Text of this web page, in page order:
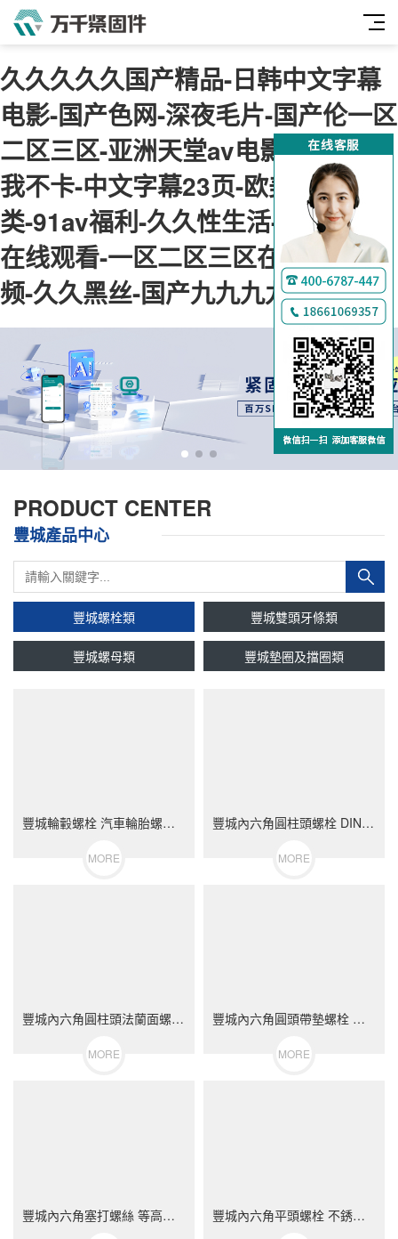
久久久久久国产精品-日韩中文字幕
电影-国产色网-深夜毛片-国产伦一区
二区三区-亚洲天堂av电影-神马午夜
我不卡-中文字幕23页-欧美综合另
类-91av福利-久久性生活-肉肉视频
在线观看-一区二区三区在线免费视
频-久久黑丝-国产九九九九
PRODUCT CENTER
豐城產品中心
豐城螺栓類 豐城雙頭牙條類
豐城螺母類 豐城墊圈及擋圈類
豐城輪轂螺栓 汽車輪胎螺絲 不銹鋼（304/316）碳鋼 合金鋼
MORE
豐城內六角圓柱頭螺栓 DIN912 不銹鋼（304/316）碳鋼 合金鋼
MORE
豐城內六角圓柱頭法蘭面螺栓 不銹鋼（304/316）碳鋼 合金鋼
MORE
豐城內六角圓頭帶墊螺栓 不銹鋼（304/316）碳鋼 合金鋼
MORE
豐城內六角塞打螺絲 等高限位螺栓 不銹鋼（304/316）碳鋼 合金鋼 豐城內六角平頭螺栓 不銹鋼（304/316）碳鋼 合金鋼